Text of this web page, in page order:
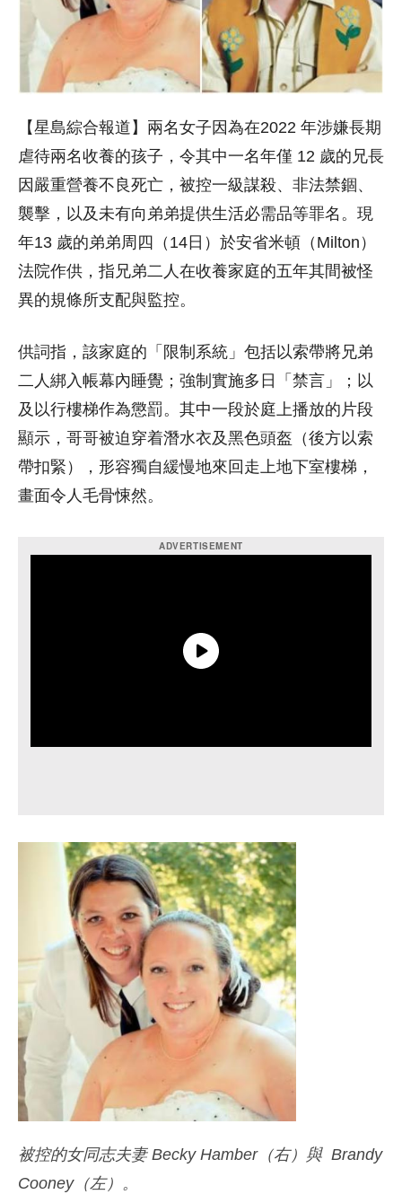
【星島綜合報道】兩名女子因為在2022 年涉嫌長期
虐待兩名收養的孩子，令其中一名年僅 12 歲的兄長
因嚴重營養不良死亡，被控一級謀殺、非法禁錮、
襲擊，以及未有向弟弟提供生活必需品等罪名。現
年13 歲的弟弟周四（14日）於安省米頓（Milton）
法院作供，指兄弟二人在收養家庭的五年其間被怪
異的規條所支配與監控。
供詞指，該家庭的「限制系統」包括以索帶將兄弟
二人綁入帳幕內睡覺；強制實施多日「禁言」；以
及以行樓梯作為懲罰。其中一段於庭上播放的片段
顯示，哥哥被迫穿着潛水衣及黑色頭盔（後方以索
帶扣緊），形容獨自緩慢地來回走上地下室樓梯，
畫面令人毛骨悚然。
被控的女同志夫妻 Becky Hamber（右）與 Brandy
Cooney（左）。